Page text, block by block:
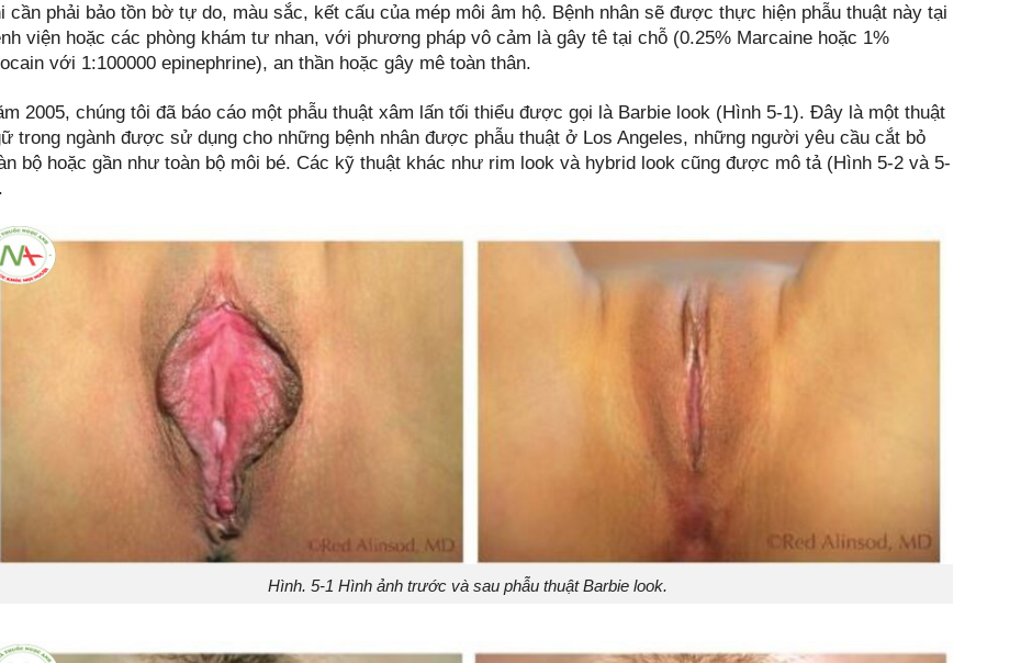
cần phải bảo tồn bờ tự do, màu sắc, kết cấu của mép môi âm hộ. Bệnh nhân sẽ được thực hiện phẫu thuật này tại
viện hoặc các phòng khám tư nhan, với phương pháp vô cảm là gây tê tại chỗ (0.25% Marcaine hoặc 1%
với 1:100000 epinephrine), an thần hoặc gây mê toàn thân.
2005, chúng tôi đã báo cáo một phẫu thuật xâm lấn tối thiểu được gọi là Barbie look (Hình 5-1). Đây là một thuật
trong ngành được sử dụng cho những bệnh nhân được phẫu thuật ở Los Angeles, những người yêu cầu cắt bỏ
bộ hoặc gần như toàn bộ môi bé. Các kỹ thuật khác như rim look và hybrid look cũng được mô tả (Hình 5-2 và 5-
Hình. 5-1 Hình ảnh trước và sau phẫu thuật Barbie look.